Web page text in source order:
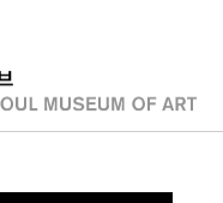
로그인